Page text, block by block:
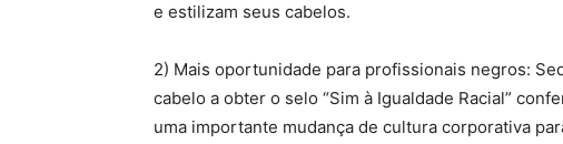
e estilizam seus cabelos.
2) Mais oportunidade para profissionais negros:
cabelo a obter o selo “Sim à Igualdade Racial”
uma importante mudança de cultura corporativa